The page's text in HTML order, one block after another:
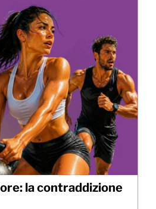
la contraddizione